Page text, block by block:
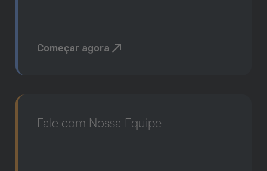
Começar agora
Fale com Nossa Equipe